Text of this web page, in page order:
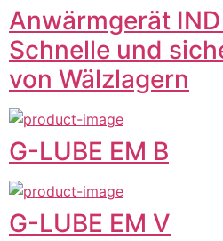
Anwärmgerät
Schnelle und
von Wälzlagern
G-LUBE EM B
G-LUBE EM V